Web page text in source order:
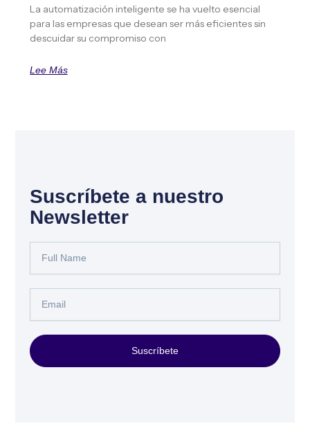
La automatización inteligente se ha vuelto esencial
para las empresas que desean ser más eficientes sin
descuidar su compromiso con
Lee Más
Suscríbete a nuestro
Newsletter
Name
Suscríbete